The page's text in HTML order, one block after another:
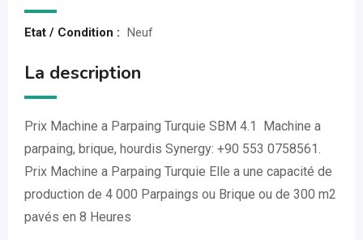
Etat / Condition : Neuf
La description
Prix Machine a Parpaing Turquie SBM 4.1 Machine a
parpaing, brique, hourdis Synergy: +90 553 0758561.
Prix Machine a Parpaing Turquie Elle a une capacité de
production de 4 000 Parpaings ou Brique ou de 300 m2
pavés en 8 Heures